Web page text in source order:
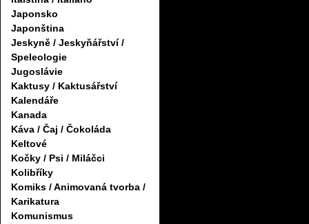
Japonsko
Japonština
Jeskyně / Jeskyňářství /
Speleologie
Jugoslávie
Kaktusy / Kaktusářství
Kalendáře
Kanada
Káva / Čaj / Čokoláda
Keltové
Kočky / Psi / Miláčci
Kolibříky
Komiks / Animovaná tvorba /
Karikatura
Komunismus